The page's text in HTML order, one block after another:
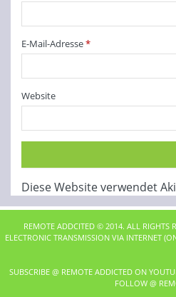
E-Mail-Adresse*
Website
Diese Website verwendet
REMOTE ADDCITED © 2014. ALL RIGHTS
ELECTRONIC TRANSMISSION VIA INTERNET
SUBSCRIBE @ REMOTE ADDICTED ON
FOLLOW @